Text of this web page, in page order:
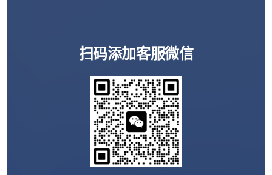
扫码添加客服微信